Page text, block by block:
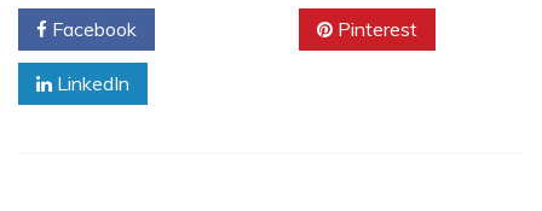
Facebook Pinterest
LinkedIn